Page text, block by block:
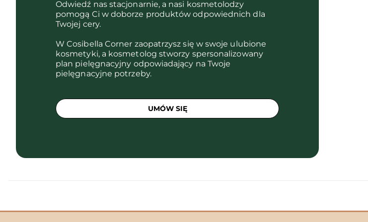
Odwiedź nas stacjonarnie, a nasi kosmetolodzy
pomogą Ci w doborze produktów odpowiednich dla
Twojej cery.
W Cosibella Corner zaopatrzysz się w swoje ulubione
kosmetyki, a kosmetolog stworzy spersonalizowany
plan pielęgnacyjny odpowiadający na Twoje
pielęgnacyjne potrzeby.
UMÓW SIĘ